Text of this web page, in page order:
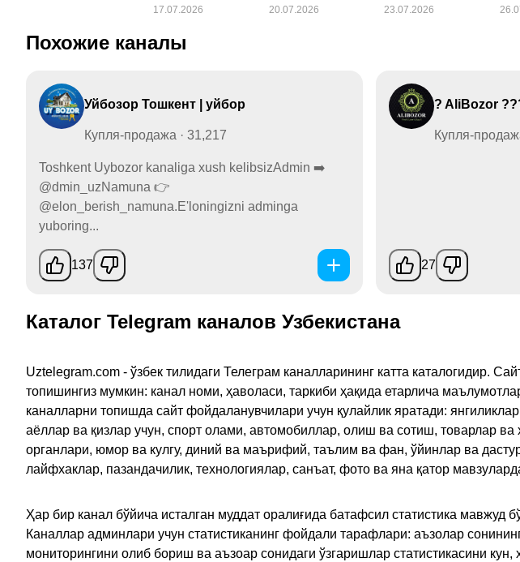
Похожие каналы
Уйбозор Тошкент | уйбор
Купля-продажа · 31,217
Toshkent Uybozor kanaliga xush kelibsizAdmin ➡️
@dmin_uzNamuna 👉
@elon_berish_namuna.E'loningizni adminga
yuboring...
137
? AliBozor
Купля-
27
Каталог Telegram каналов Узбекистана
Uztelegram.com - ўзбек тилидаги Телеграм каналларининг катта каталогидир.
топишингиз мумкин: канал номи, ҳаволаси, таркиби ҳақида етарлича
каналларни топишда сайт фойдаланувчилари учун қулайлик яратади:
аёллар ва қизлар учун, спорт олами, автомобиллар, олиш ва сотиш, товарлар
органлари, юмор ва кулгу, диний ва маърифий, таълим ва фан, ўйинлар ва
лайфхаклар, пазандачилик, технологиялар, санъат, фото ва яна қатор
Ҳар бир канал бўйича исталган муддат оралиғида батафсил статистика мавжуд
Каналлар админлари учун статистиканинг фойдали тарафлари: аъзолар
мониторингини олиб бориш ва аъзоар сонидаги ўзгаришлар статистикасини